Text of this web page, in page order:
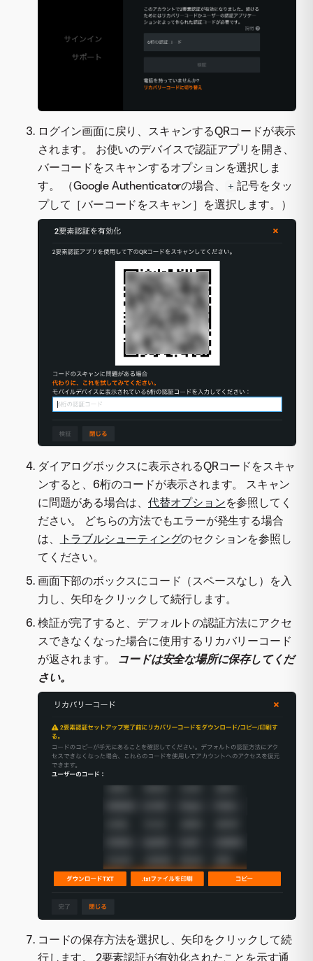
ログイン画面に戻り、スキャンするQRコードが表示
されます。 お使いのデバイスで認証アプリを開き、
バーコードをスキャンするオプションを選択しま
す。 （Google Authenticatorの場合、
+ 記号をタッ
プして［バーコードをスキャン］を選択します。）
ダイアログボックスに表示されるQRコードをスキャ
ンすると、6桁のコードが表示されます。 スキャン
に問題がある場合は、 代替オプションを参照してく
ださい。 どちらの方法でもエラーが発生する場合
は、
トラブルシューティングのセクションを参照し
てください。
画面下部のボックスにコード（スペースなし）を入
力し、矢印をクリックして続行します。
検証が完了すると、デフォルトの認証方法にアクセ
スできなくなった場合に使用するリカバリーコード
が返されます。 コードは安全な場所に保存してくだ
さい。
コードの保存方法を選択し、矢印をクリックして続
行します。 2要素認証が有効化されたことを示す通